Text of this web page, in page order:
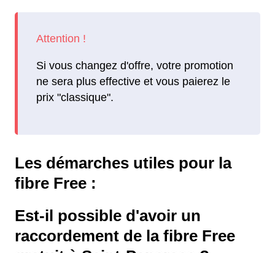
Si vous changez d'offre, votre promotion
ne sera plus effective et vous paierez le
prix "classique".
Les démarches utiles pour la
fibre Free :
Est-il possible d'avoir un
raccordement de la fibre Free